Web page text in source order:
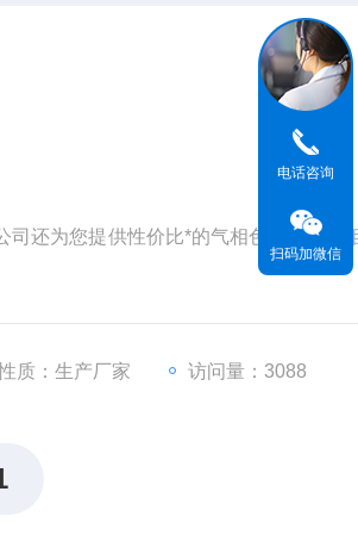
司还为您提供性价比*的气相色谱仪、液
质：生产厂家 访问量：3088
电话咨询
扫码加微信